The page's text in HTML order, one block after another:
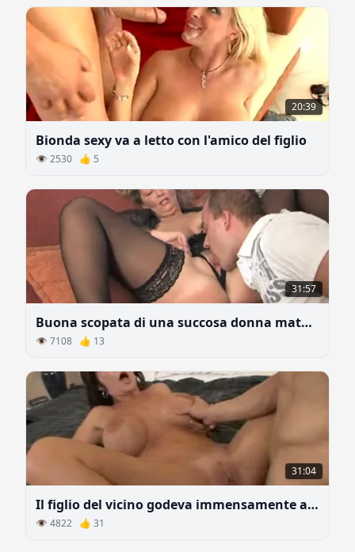
20:39
Bionda sexy va a letto con l'amico del figlio
👁 2530 👍 5
31:57
Buona scopata di una succosa donna matura
👁 7108 👍 13
31:04
Il figlio del vicino godeva immensamente a scopare una donna matura nel culo
👁 4822 👍 31